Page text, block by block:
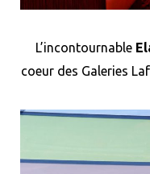
L’incontournable
coeur des Galeries